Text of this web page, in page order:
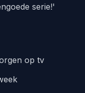
serie!'
op tv